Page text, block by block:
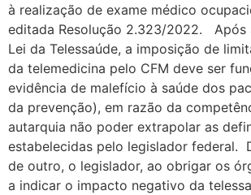
à realização de exame médico
editada Resolução 2.323/2022. Após
Lei da Telessaúde, a imposição de
da telemedicina pelo CFM deve ser
evidência de malefício à saúde dos
da prevenção), em razão da
autarquia não poder extrapolar as
estabelecidas pelo legislador federal.
de outro, o legislador, ao obrigar os
a indicar o impacto negativo da